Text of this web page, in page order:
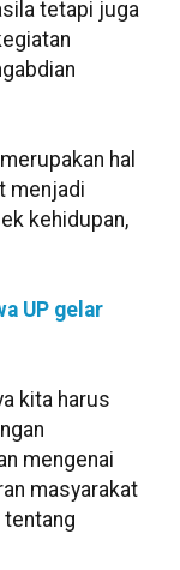
tetapi juga
hal
menjadi
kehidupan,
UP gelar
kita harus
mengenai
masyarakat